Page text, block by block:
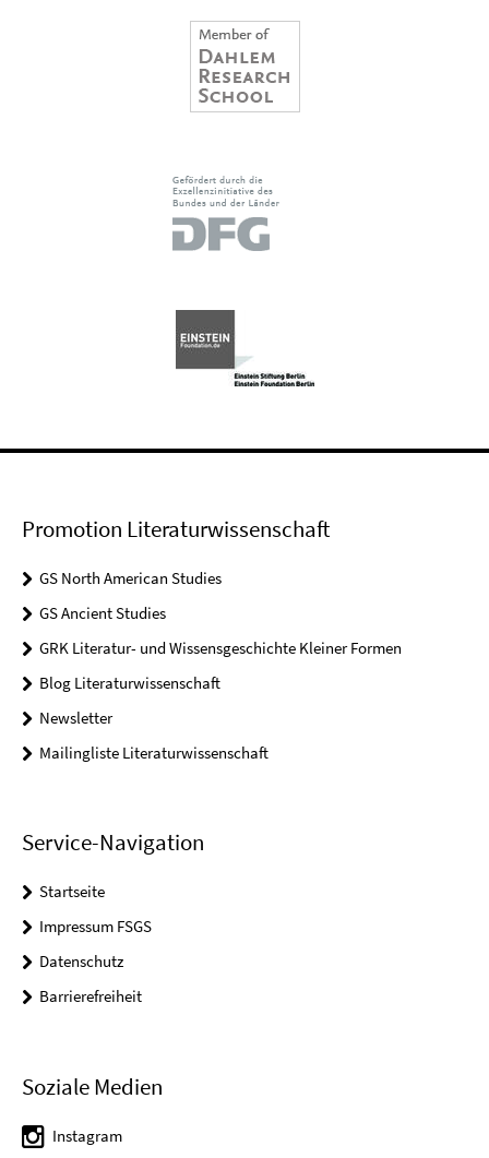
Promotion Literaturwissenschaft
GS North American Studies
GS Ancient Studies
GRK Literatur- und Wissensgeschichte Kleiner Formen
Blog Literaturwissenschaft
Newsletter
Mailingliste Literaturwissenschaft
Service-Navigation
Startseite
Impressum FSGS
Datenschutz
Barrierefreiheit
Soziale Medien
Instagram